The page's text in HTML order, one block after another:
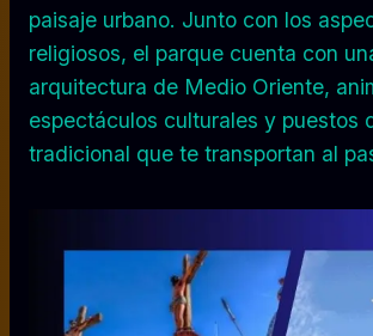
paisaje urbano. Junto con los
religiosos, el parque cuenta con
arquitectura de Medio Oriente,
espectáculos culturales y puestos
tradicional que te transportan al